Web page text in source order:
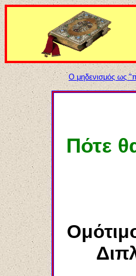
Ο μηδενισμός ως
Πότε
Ο